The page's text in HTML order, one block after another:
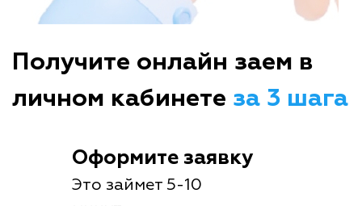
Получите онлайн заем в
личном кабинете за 3 шага
Оформите заявку
Это займет 5-10